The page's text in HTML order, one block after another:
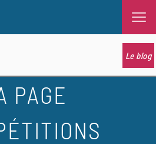
Le blog
PAGE